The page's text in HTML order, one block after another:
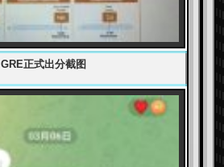
GRE正式出分截图